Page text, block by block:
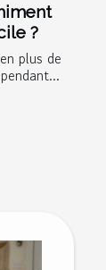
?
plus de